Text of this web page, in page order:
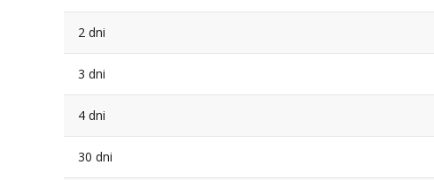
2 dni
3 dni
4 dni
30 dni